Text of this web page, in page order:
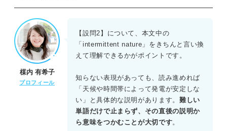
【設問1】正解：C.Innovations in technology and
manufacturing
第1段落において、太陽光発電の劇的なコスト低下の要因
は、光電池の効率に関する革新と大規模な製造にあると述
べられている。選択肢Cはこれを言い換えたものである。
【設問2】正解：B.The inconsistent nature of
renewable energy sources
第2段落では、太陽光や風力の「intermittent nature」が送
電網の安定性に対する主要な課題であると説明されてい
る。したがってBが正しい。
楳内 有希子
プロフィール
【設問2】について、本文中の
「intermittent nature」をきちんと言い換
えて理解できるかがポイントです。
知らない表現があっても、読み進めれば
「天候や時間帯によって発電が安定しな
い」と具体的な説明があります。 難しい
単語だけで止まらず、その直後の説明か
ら意味をつかむことが大切です。